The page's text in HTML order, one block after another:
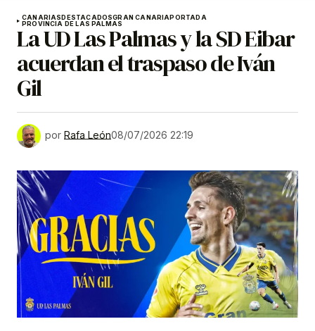
CANARIASDESTACADOSGRAN CANARIAPORTADA
PROVINCIA DE LAS PALMAS
La UD Las Palmas y la SD Eibar
acuerdan el traspaso de Iván
Gil
por Rafa León08/07/2026 22:19